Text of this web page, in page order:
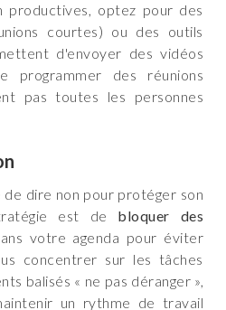
productives, optez pour des
courtes) ou des outils
d'envoyer des vidéos
programmer des réunions
pas toutes les personnes
dire non pour protéger son
est de bloquer des
votre agenda pour éviter
concentrer sur les tâches
balisés « ne pas déranger »,
un rythme de travail